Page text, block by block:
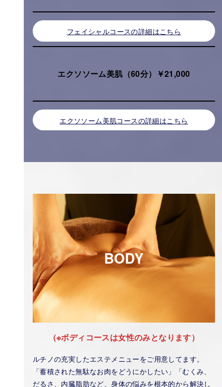
フェイシャルコースの詳細はこちら
エクソソーム美肌（60分）￥21,000
エクソソーム美肌コースの詳細はこちら
BODY
（※ボディコースは女性のみとなります）
ルチノの充実したエステメニューをご用意してます。
「蓄積された無駄なお肉をどうにかしたい」「むくみ、
だるさ、内臓脂肪など、身体の悩みを根本的から解決し